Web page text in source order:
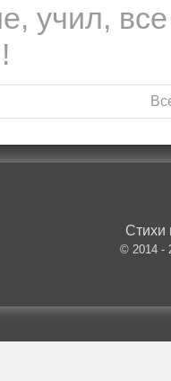
учил,
Стихи
© 2014 -